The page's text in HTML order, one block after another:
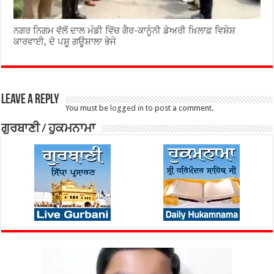
ਨਗਰ ਨਿਗਮ ਵੱਲੋਂ ਦਾਲ ਮੰਡੀ ਵਿੱਚ ਗੈਰ-ਕਾਨੂੰਨੀ ਡੇਅਰੀ ਖ਼ਿਲਾਫ਼ ਵਿਸ਼ੇਸ਼
ਕਾਰਵਾਈ, ਦੋ ਪਸ਼ੂ ਗਊਸ਼ਾਲਾ ਭੇਜੇ
Leave a Reply
You must be logged in to post a comment.
ਗੁਰਬਾਣੀ / ਹੁਕਮਨਾਮਾ